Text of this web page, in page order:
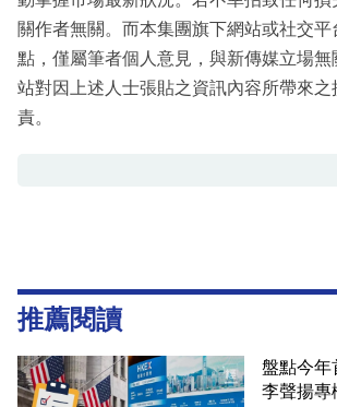
關作者無關。而本集團旗下網站或社交
點，僅屬筆者個人意見，與新傳媒立場無
站對因上述人士張貼之資訊內容所帶來之
責。
推薦閱讀
盤點今年
李聲揚專